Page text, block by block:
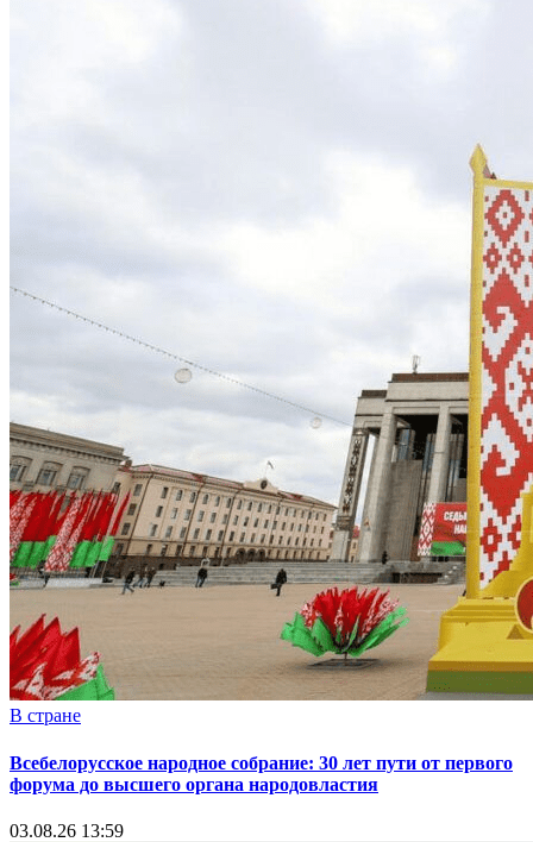
В стране
Всебелорусское народное собрание: 30 лет пути от первого
форума до высшего органа народовластия
03.08.26 13:59